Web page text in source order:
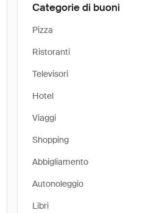
Categorie di buoni
Pizza
Ristoranti
Televisori
Hotel
Viaggi
Shopping
Abbigliamento
Autonoleggio
Libri